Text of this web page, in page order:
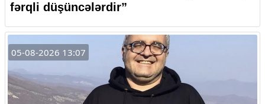
fərqli düşüncələrdir”
05-08-2026 13:07